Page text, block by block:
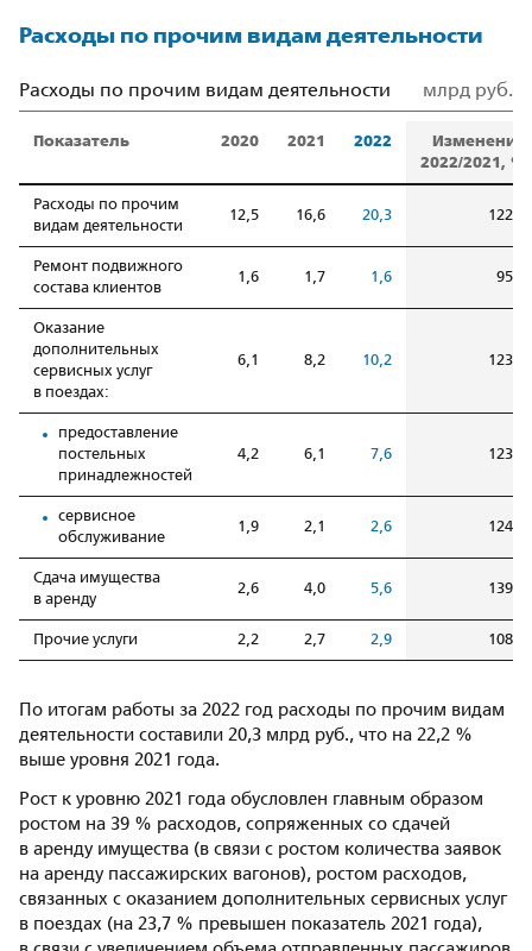
Расходы по прочим видам деятельности
Расходы по прочим видам деятельности млрд руб.
Показатель 2020 2021 2022
Изменение
2022/2021, %
Расходы по прочим
видам деятельности
12,5 16,6 20,3 122,2
Ремонт подвижного
состава клиентов
1,6 1,7 1,6 95,0
Оказание
дополнительных
сервисных услуг
в поездах:
6,1 8,2 10,2 123,7
предоставление
постельных
принадлежностей
4,2 6,1 7,6 123,6
сервисное
обслуживание
1,9 2,1 2,6 124,2
Сдача имущества
в аренду
2,6 4,0 5,6 139,9
Прочие услуги 2,2 2,7 2,9 108,4
По итогам работы за 2022 год расходы по прочим видам
деятельности составили 20,3 млрд руб., что на 22,2 %
выше уровня 2021 года.
Рост к уровню 2021 года обусловлен главным образом
ростом на 39 % расходов, сопряженных со сдачей
в аренду имущества (в связи с ростом количества заявок
на аренду пассажирских вагонов), ростом расходов,
связанных с оказанием дополнительных сервисных услуг
в поездах (на 23,7 % превышен показатель 2021 года),